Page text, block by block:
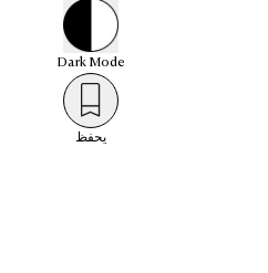
DarkMode
يحفظ